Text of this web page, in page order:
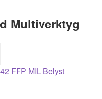
Multiverktyg